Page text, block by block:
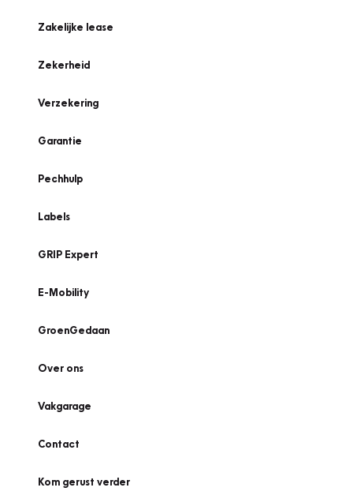
Zakelijke lease
Zekerheid
Verzekering
Garantie
Pechhulp
Labels
GRIP Expert
E-Mobility
GroenGedaan
Over ons
Vakgarage
Contact
Kom gerust verder